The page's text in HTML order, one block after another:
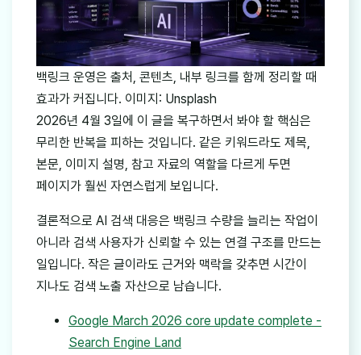
백링크 운영은 출처, 콘텐츠, 내부 링크를 함께 정리할 때
효과가 커집니다. 이미지: Unsplash
2026년 4월 3일에 이 글을 복구하면서 봐야 할 핵심은
무리한 반복을 피하는 것입니다. 같은 키워드라도 제목,
본문, 이미지 설명, 참고 자료의 역할을 다르게 두면
페이지가 훨씬 자연스럽게 보입니다.
결론적으로 AI 검색 대응은 백링크 수량을 늘리는 작업이
아니라 검색 사용자가 신뢰할 수 있는 연결 구조를 만드는
일입니다. 작은 글이라도 근거와 맥락을 갖추면 시간이
지나도 검색 노출 자산으로 남습니다.
Google March 2026 core update complete -
Search Engine Land